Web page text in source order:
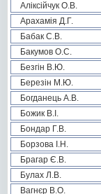
Аліксійчук О.В.
Арахамія Д.Г.
Бабак С.В.
Бакумов О.С.
Безгін В.Ю.
Березін М.Ю.
Богданець А.В.
Божик В.І.
Бондар Г.В.
Борзова І.Н.
Брагар Є.В.
Булах Л.В.
Вагнєр В.О.